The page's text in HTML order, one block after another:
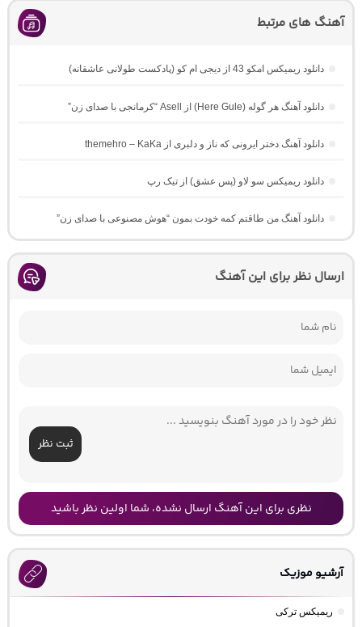
آهنگ های مرتبط
دانلود ریمیکس امکو 43 از دیجی ام کو (پادکست طولانی عاشقانه)
دانلود آهنگ هر گوله (Here Gule) از Asell “کرمانجی با صدای زن”
دانلود آهنگ دختر ایرونی که ناز و دلبری از themehro – KaKa
دانلود ریمیکس سو لاو (پس عشق) از تیک رپ
دانلود آهنگ من طاقتم کمه خودت بمون “هوش مصنوعی با صدای زن”
ارسال نظر برای این آهنگ
ثبت نظر
نظری برای این آهنگ ارسال نشده، شما اولین نظر باشید
آرشیو موزیک
ریمیکس ترکی